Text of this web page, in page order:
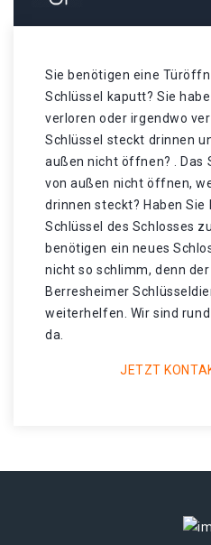
Sie benötigen eine
Schlüssel kaputt? Sie
verloren oder irgendwo
Schlüssel steckt drinnen
außen nicht öffnen? . Das
von außen nicht öffnen,
drinnen steckt? Haben Sie
Schlüssel des Schlosses
benötigen ein neues
nicht so schlimm, denn
Berresheimer
weiterhelfen. Wir sind
da.
JETZT